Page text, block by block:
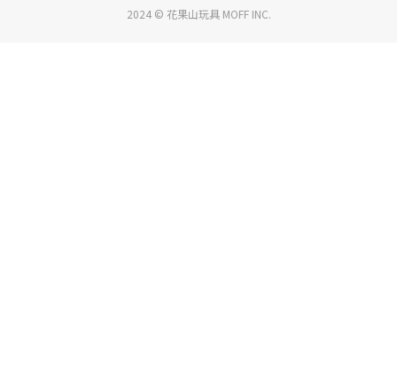
2024 © 花果山玩具 MOFF INC.